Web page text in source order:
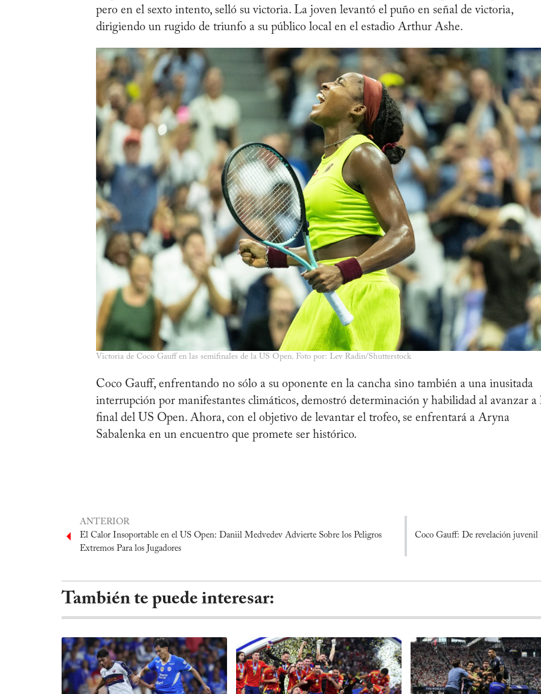
pero en el sexto intento, selló su victoria. La joven levantó el puño en señal de victoria,
dirigiendo un rugido de triunfo a su público local en el estadio Arthur Ashe.
Victoria de Coco Gauff en las semifinales de la US Open. Foto por: Lev Radin/Shutterstock
Coco Gauff, enfrentando no sólo a su oponente en la cancha sino también a una inusitada
interrupción por manifestantes climáticos, demostró determinación y habilidad al avanzar a
final del US Open. Ahora, con el objetivo de levantar el trofeo, se enfrentará a Aryna
Sabalenka en un encuentro que promete ser histórico.
ANTERIOR
El Calor Insoportable en el US Open: Daniil Medvedev Advierte Sobre los Peligros
Extremos Para los Jugadores
Coco Gauff: De revelación juvenil
También te puede interesar: